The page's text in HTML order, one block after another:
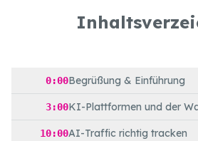
0:00Begrüßung & Einführung
3:00KI-Plattformen und der
10:00AI-Traffic richtig tracken